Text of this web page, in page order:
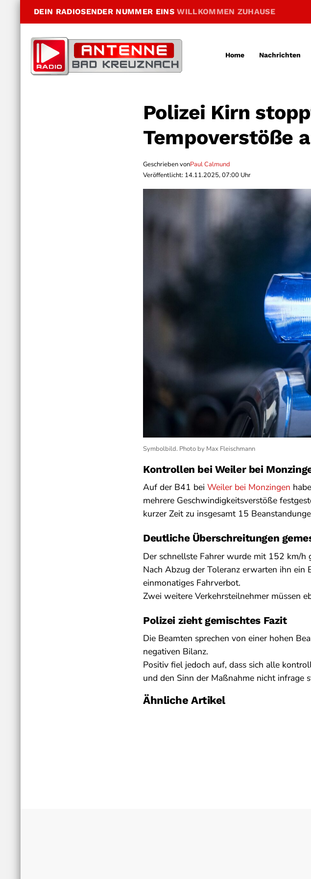
DEIN RADIOSENDER NUMMER EINSWILLKOMMEN ZUHAUSE
Home Nachrichten
Polizei Kirn
Tempoverstöße
Geschrieben vonPaul Calmund
Veröffentlicht: 14.11.2025, 07:00 Uhr
Symbolbild. Photo by Max Fleischmann
Kontrollen bei Weiler bei
Auf der B41 bei Weiler bei Monzingen
mehrere Geschwindigkeitsverstöße
kurzer Zeit zu insgesamt 15
Deutliche Überschreitungen
Der schnellste Fahrer wurde mit 152 km/h
Nach Abzug der Toleranz erwarten ihn
einmonatiges Fahrverbot.
Zwei weitere Verkehrsteilnehmer müssen
Polizei zieht gemischtes Fazit
Die Beamten sprechen von einer hohen
negativen Bilanz.
Positiv fiel jedoch auf, dass sich alle
und den Sinn der Maßnahme nicht infrage
Ähnliche Artikel